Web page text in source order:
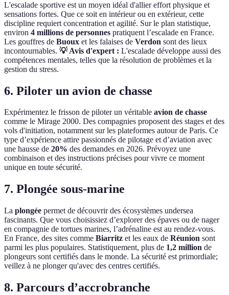
L'escalade sportive est un moyen idéal d'allier effort physique et
sensations fortes. Que ce soit en intérieur ou en extérieur, cette
discipline requiert concentration et agilité. Sur le plan statistique,
environ 4 millions de personnes pratiquent l’escalade en France.
Les gouffres de Buoux et les falaises de Verdon sont des lieux
incontournables. 💡 Avis d'expert : L'escalade développe aussi des
compétences mentales, telles que la résolution de problèmes et la
gestion du stress.
6. Piloter un avion de chasse
Expérimentez le frisson de piloter un véritable avion de chasse
comme le Mirage 2000. Des compagnies proposent des stages et des
vols d'initiation, notamment sur les plateformes autour de Paris. Ce
type d’expérience attire passionnés de pilotage et d’aviation avec
une hausse de 20% des demandes en 2026. Prévoyez une
combinaison et des instructions précises pour vivre ce moment
unique en toute sécurité.
7. Plongée sous-marine
La plongée permet de découvrir des écosystèmes undersea
fascinants. Que vous choisissiez d’explorer des épaves ou de nager
en compagnie de tortues marines, l’adrénaline est au rendez-vous.
En France, des sites comme Biarritz et les eaux de Réunion sont
parmi les plus populaires. Statistiquement, plus de 1,2 million de
plongeurs sont certifiés dans le monde. La sécurité est primordiale;
veillez à ne plonger qu'avec des centres certifiés.
8. Parcours d’accrobranche